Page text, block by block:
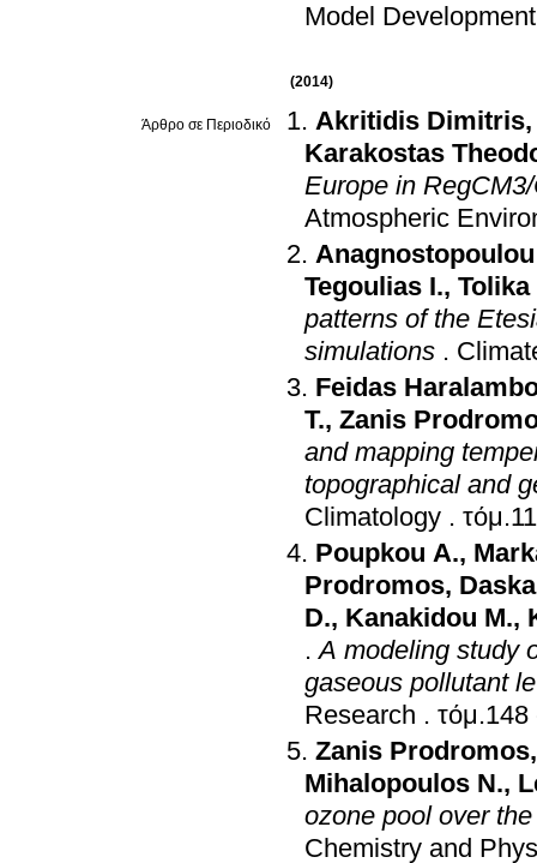
Model Development
(2014)
Άρθρο σε Περιοδικό Akritidis Dimitris
Karakostas
Europe in
Atmospheric
Tegoulias I.,
patterns of the
simulations .
Feidas
T., Zanis
and mapping
topographical and
Climatology .
Poupkou A.,
Prodromos,
D., Kanakidou M.,
.A modeling study
gaseous pollutant
Research .
Zanis Prodromos
Mihalopoulos N.,
ozone pool over
Chemistry and